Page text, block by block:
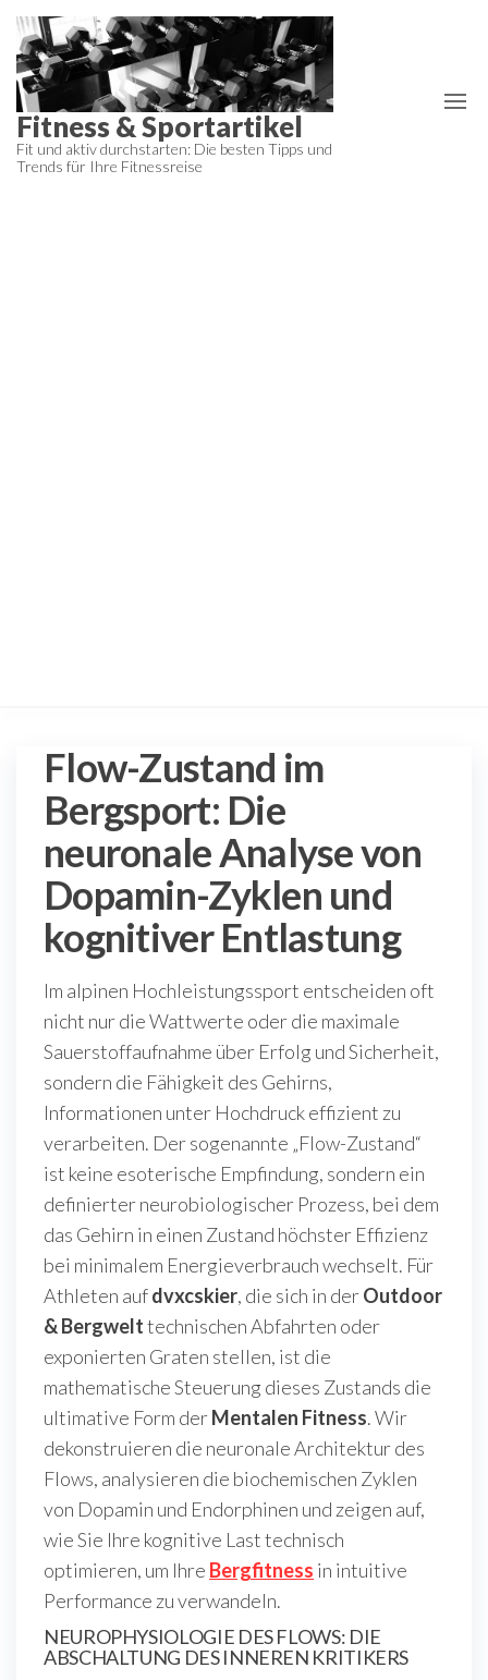
Zum
Inhalt
springen
Fitness & Sportartikel
Fit und aktiv durchstarten: Die besten Tipps und
Trends für Ihre Fitnessreise
Flow-Zustand im
Bergsport: Die
neuronale Analyse von
Dopamin-Zyklen und
kognitiver Entlastung
Im alpinen Hochleistungssport entscheiden oft
nicht nur die Wattwerte oder die maximale
Sauerstoffaufnahme über Erfolg und Sicherheit,
sondern die Fähigkeit des Gehirns,
Informationen unter Hochdruck effizient zu
verarbeiten. Der sogenannte „Flow-Zustand“
ist keine esoterische Empfindung, sondern ein
definierter neurobiologischer Prozess, bei dem
das Gehirn in einen Zustand höchster Effizienz
bei minimalem Energieverbrauch wechselt. Für
Athleten aufdvxcskier, die sich in derOutdoor
& Bergwelttechnischen Abfahrten oder
exponierten Graten stellen, ist die
mathematische Steuerung dieses Zustands die
ultimative Form derMentalen Fitness. Wir
dekonstruieren die neuronale Architektur des
Flows, analysieren die biochemischen Zyklen
von Dopamin und Endorphinen und zeigen auf,
wie Sie Ihre kognitive Last technisch
optimieren, um Ihre Bergfitness in intuitive
Performance zu verwandeln.
NEUROPHYSIOLOGIE DES FLOWS: DIE
ABSCHALTUNG DES INNEREN KRITIKERS